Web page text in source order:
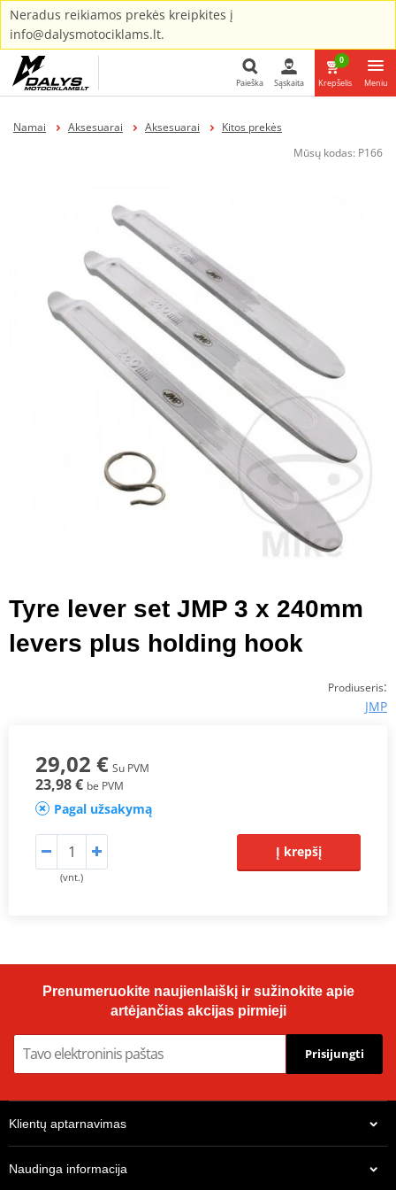
Neradus reikiamos prekės kreipkites į
info@dalysmotociklams.lt.
Paieška Sąskaita
0
Krepšelis Meniu
Namai Aksesuarai Aksesuarai
Kitos prekės
Mūsų kodas: P166
Tyre lever set JMP 3 x 240mm
levers plus holding hook
Prodiuseris:
JMP
29,02 € Su PVM
23,98 € be PVM
Pagal užsakymą
(vnt.)
Į krepšį
Prenumeruokite naujienlaiškį ir sužinokite apie
artėjančias akcijas pirmieji
Prisijungti
Klientų aptarnavimas
Naudinga informacija